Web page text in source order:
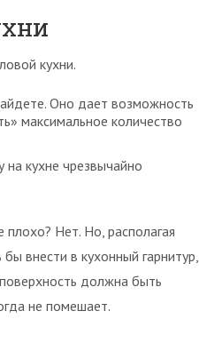
кухни.
Оно дает возможность
максимальное количество
кухне чрезвычайно
Нет. Но, располагая
внести в кухонный гарнитур,
должна быть
не помешает.